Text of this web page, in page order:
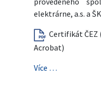
elektrárne, a.s. a
Certifikát ČEZ
Acrobat)
Více …